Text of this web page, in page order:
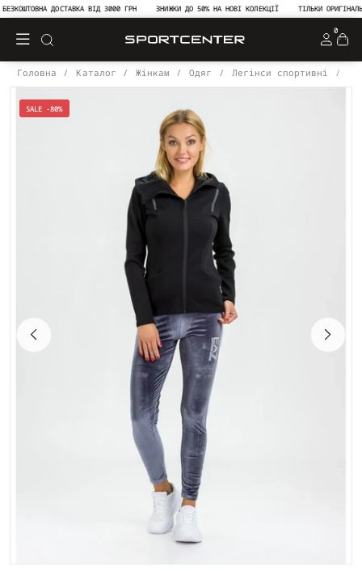
ДОСТАВКА ВІД 3000 ГРН ЗНИЖКИ ДО 50% НА НОВІ КОЛЕКЦІЇ ТІЛЬКИ
0
Головна Каталог Жінкам Одяг Легінси спортивні
SALE -80%